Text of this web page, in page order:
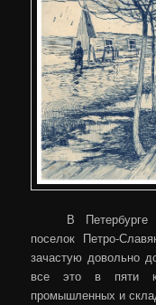
В
поселок Петро-
зачастую довольно
все это в пяти
промышленных и